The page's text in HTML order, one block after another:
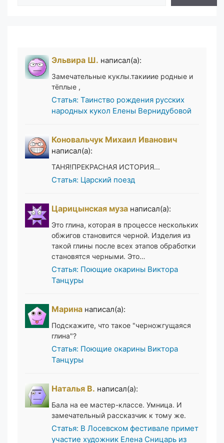
Эльвира Ш. написал(а):
Замечательные куклы.такииие родные и
тёплые ,
Статья: Таинство рождения русских
народных кукол Елены Вернидубовой
Коновальчук Михаил Иванович
написал(а):
ТАНЯ!ПРЕКРАСНАЯ ИСТОРИЯ...
Статья: Царский поезд
Царицынская муза написал(а):
Это глина, которая в процессе нескольких
обжигов становится черной. Изделия из
такой глины после всех этапов обработки
становятся черными. Это…
Статья: Поющие окарины Виктора
Танцуры
Марина написал(а):
Подскажите, что такое "черножгущаяся
глина"?
Статья: Поющие окарины Виктора
Танцуры
Наталья В. написал(а):
Бала на ее мастер-классе. Умница. И
замечательный рассказчик к тому же.
Статья: В Лосевском фестивале примет
участие художник Елена Сницарь из